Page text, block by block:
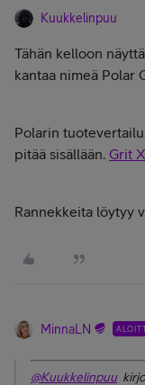
Kuukkelinpuu
Tähän kelloon
kantaa nimeä Polar
Polarin
pitää sisällään. Grit
Rannekkeita löytyy
MinnaLN
@Kuukkelinpuu